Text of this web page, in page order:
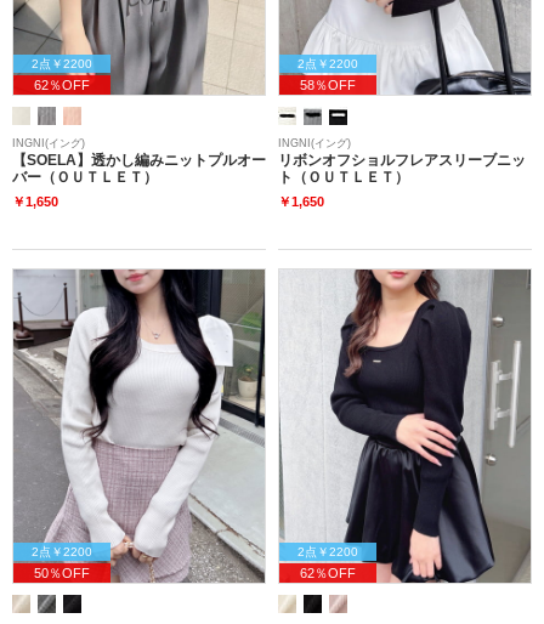
2点￥2200
62％OFF
INGNI(イング)
【SOELA】透かし編みニットプルオー
バー（ＯＵＴＬＥＴ）
￥1,650
2点￥2200
58％OFF
INGNI(イング)
リボンオフショルフレアスリーブニッ
ト（ＯＵＴＬＥＴ）
￥1,650
2点￥2200
50％OFF
2点￥2200
62％OFF